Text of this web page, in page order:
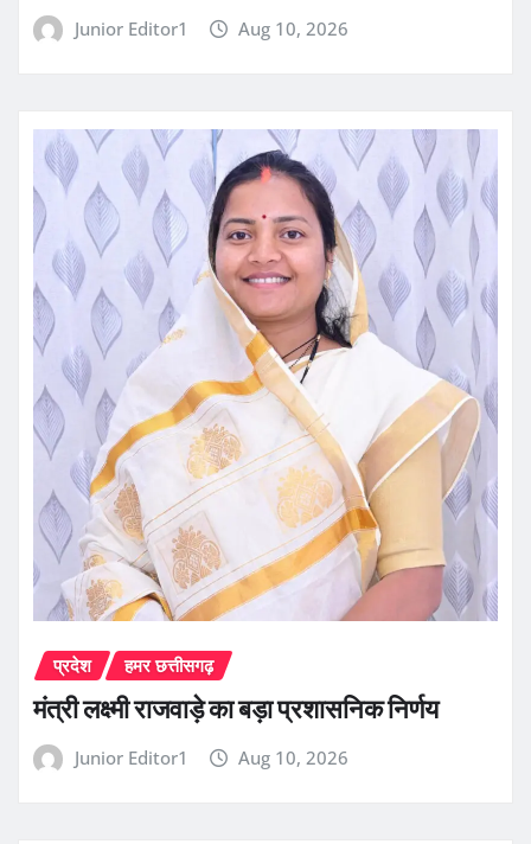
Junior Editor1 Aug 10, 2026
प्रदेश हमर छत्तीसगढ़
मंत्री लक्ष्मी राजवाड़े का बड़ा प्रशासनिक निर्णय
Junior Editor1 Aug 10, 2026